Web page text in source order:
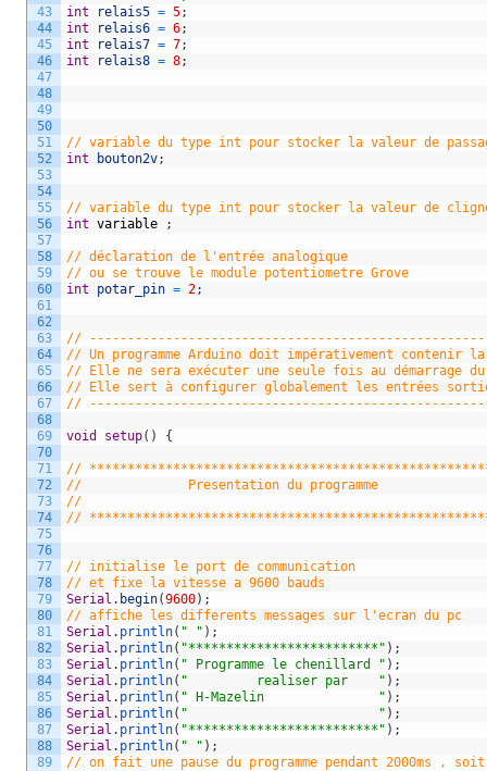
43
44
45
46
47
48
49
50
51
52
53
54
55
56
57
58
59
60
61
62
63
64
65
66
67
68
69
70
71
72
73
74
75
76
77
78
79
80
81
82
83
84
85
86
87
88
89
int
relais5 = 5;
int
relais6 = 6;
int
relais7 = 7;
int
relais8 = 8;
// variable du type int pour stocker la valeur de
int
bouton2v;
// variable du type int pour stocker la valeur de
int variable ;
// déclaration de l'entrée analogique
// ou se trouve le module potentiometre Grove
int
potar_pin = 2;
//
// Un programme Arduino doit impérativement contenir
// Elle ne sera exécuter une seule fois au démarrage
// Elle sert à configurer globalement les entrées
//
void setup( ) {
//
//              Presentation du programme
//
//
// initialise le port de communication
// et fixe la vitesse a 9600 bauds
Serial . begin(9600) ;
// affiche les differents messages sur l'ecran du pc
Serial . println( " " ) ;
Serial . println( "*************************" ) ;
Serial . println( " Programme le chenillard " ) ;
Serial . println( "         realiser par    " ) ;
Serial . println( " H-Mazelin               " ) ;
Serial . println( "                         " ) ;
Serial . println( "*************************" ) ;
Serial . println( " " ) ;
// on fait une pause du programme pendant 2000ms , soit